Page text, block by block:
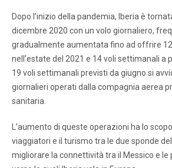
Dopo l’inizio della pandemia, Iberia è
dicembre 2020 con un volo giornaliero,
gradualmente aumentata fino ad offrire
nell’estate del 2021 e 14 voli settimanali a
19 voli settimanali previsti da giugno si
giornalieri operati dalla compagnia aerea
sanitaria.
L’aumento di queste operazioni ha lo
viaggiatori e il turismo tra le due sponde
migliorare la connettività tra il Messico e le